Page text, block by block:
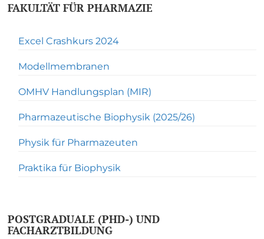
FAKULTÄT FÜR PHARMAZIE
Excel Crashkurs 2024
Modellmembranen
OMHV Handlungsplan (MIR)
Pharmazeutische Biophysik (2025/26)
Physik für Pharmazeuten
Praktika für Biophysik
POSTGRADUALE (PHD-) UND
FACHARZTBILDUNG